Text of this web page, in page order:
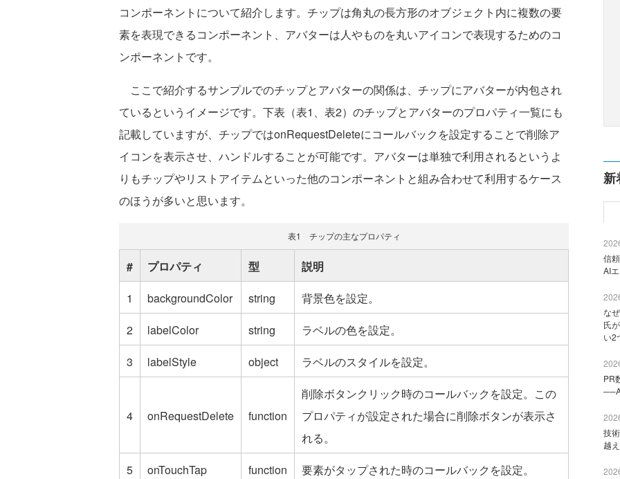
コンポーネントについて紹介します。チップは角丸の長方形のオブジェクト内に複数の要
素を表現できるコンポーネント、アバターは人やものを丸いアイコンで表現するためのコ
ンポーネントです。
ここで紹介するサンプルでのチップとアバターの関係は、チップにアバターが内包され
ているというイメージです。下表（表1、表2）のチップとアバターのプロパティ一覧にも
記載していますが、チップではonRequestDeleteにコールバックを設定することで削除ア
イコンを表示させ、ハンドルすることが可能です。アバターは単独で利用されるというよ
りもチップやリストアイテムといった他のコンポーネントと組み合わせて利用するケース
のほうが多いと思います。
表1 チップの主なプロパティ
# プロパティ 型
説明
1
backgroundColor string
背景色を設定。
2
labelColor string
ラベルの色を設定。
3
labelStyle object ラベルのスタイルを設定。
4 onRequestDelete function
削除ボタンクリック時のコールバックを設定。この
プロパティが設定された場合に削除ボタンが表示さ
れる。
5
onTouchTap function 要素がタップされた時のコールバックを設定。
新
信
AI
な
氏
い2
PR
技
越